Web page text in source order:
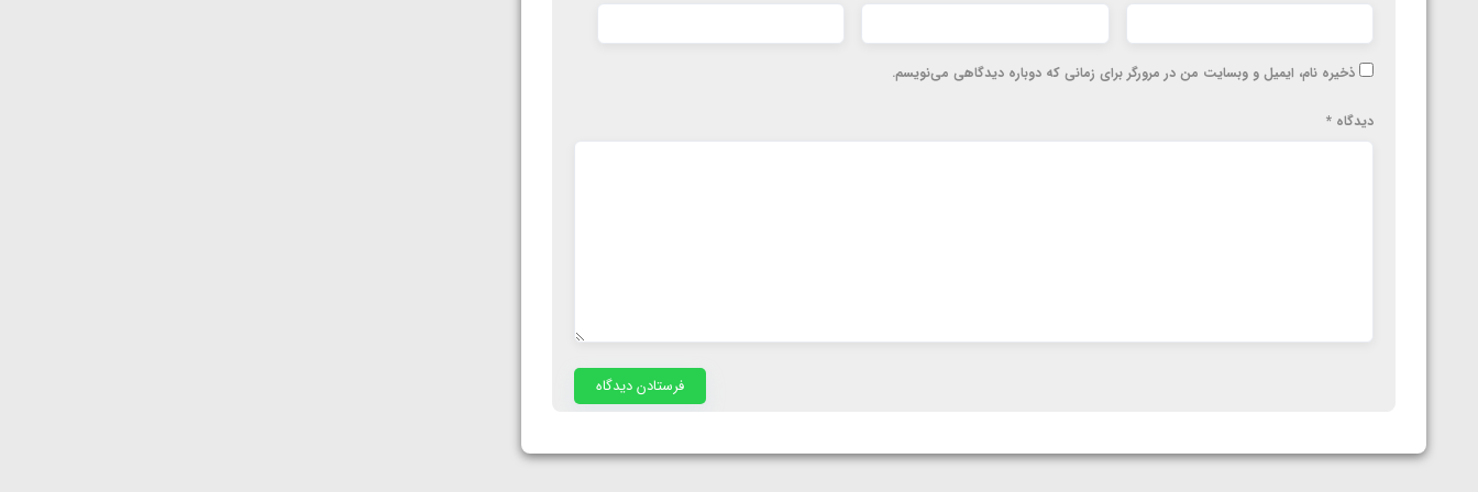
ذخیره نام، ایمیل و وبسایت من در مرورگر برای زمانی که دوباره دیدگاهی می‌نویسم.
دیدگاه *